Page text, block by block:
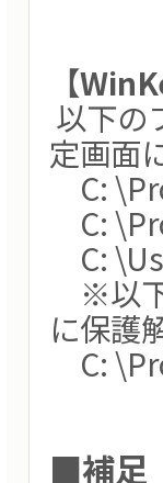
【
以下の
定画面
C:
C:
C:
※以下
に保護
C:
■補足